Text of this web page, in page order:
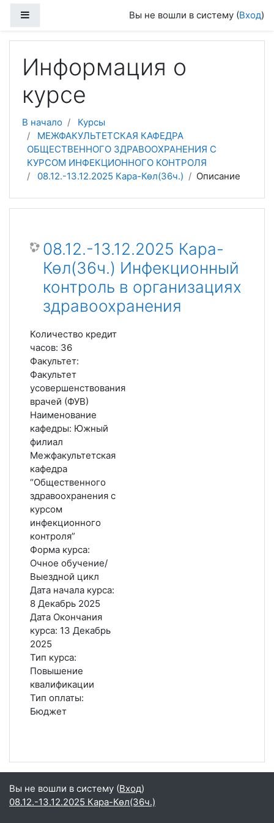
Вы не вошли в систему (Вход)
Информация о
курсе
В начало
Курсы
МЕЖФАКУЛЬТЕТСКАЯ КАФЕДРА
ОБЩЕСТВЕННОГО ЗДРАВООХРАНЕНИЯ С
КУРСОМ ИНФЕКЦИОННОГО КОНТРОЛЯ
08.12.-13.12.2025 Кара-Көл(36ч.)
Описание
08.12.-13.12.2025 Кара-
Көл(36ч.) Инфекционный
контроль в организациях
здравоохранения
Количество кредит
часов: 36
Факультет:
Факультет
усовершенствования
врачей (ФУВ)
Наименование
кафедры: Южный
филиал
Межфакультетская
кафедра
“Общественного
здравоохранения с
курсом
инфекционного
контроля”
Форма курса:
Очное обучение/
Выездной цикл
Дата начала курса:
8 Декабрь 2025
Дата Окончания
курса: 13 Декабрь
2025
Тип курса:
Повышение
квалификации
Тип оплаты:
Бюджет
Вы не вошли в систему (Вход)
08.12.-13.12.2025 Кара-Көл(36ч.)